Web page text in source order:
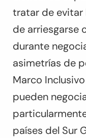
tratar de evitar
de arriesgarse
durante
asimetrías de
Marco
pueden
países del Sur